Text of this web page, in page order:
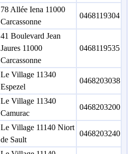
78 Allée Iena 11000
Carcassonne
0468119304
41 Boulevard Jean
Jaures 11000
Carcassonne
0468119535
Le Village 11340
Espezel
0468203038
Le Village 11340
Camurac
0468203200
Le Village 11140 Niort
de Sault
0468203240